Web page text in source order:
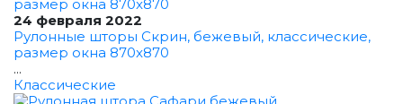
24 февраля 2022
Рулонные шторы Скрин, бежевый, классические,
размер окна 870x870
...
Классические